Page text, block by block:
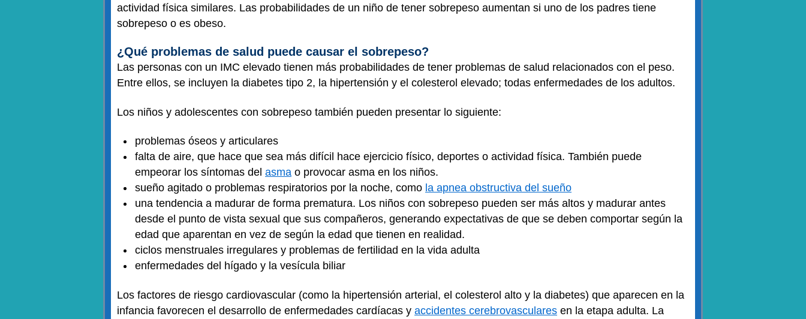
actividad física similares. Las probabilidades de un niño de tener sobrepeso aumentan si uno de los padres tiene
sobrepeso o es obeso.
¿Qué problemas de salud puede causar el sobrepeso?
Las personas con un IMC elevado tienen más probabilidades de tener problemas de salud relacionados con el peso.
Entre ellos, se incluyen la diabetes tipo 2, la hipertensión y el colesterol elevado; todas enfermedades de los adultos.
Los niños y adolescentes con sobrepeso también pueden presentar lo siguiente:
problemas óseos y articulares
falta de aire, que hace que sea más difícil hace ejercicio físico, deportes o actividad física. También puede
empeorar los síntomas del asma o provocar asma en los niños.
sueño agitado o problemas respiratorios por la noche, como la apnea obstructiva del sueño
una tendencia a madurar de forma prematura. Los niños con sobrepeso pueden ser más altos y madurar antes
desde el punto de vista sexual que sus compañeros, generando expectativas de que se deben comportar según la
edad que aparentan en vez de según la edad que tienen en realidad.
ciclos menstruales irregulares y problemas de fertilidad en la vida adulta
enfermedades del hígado y la vesícula biliar
Los factores de riesgo cardiovascular (como la hipertensión arterial, el colesterol alto y la diabetes) que aparecen en la
infancia favorecen el desarrollo de enfermedades cardíacas y accidentes cerebrovasculares en la etapa adulta. La